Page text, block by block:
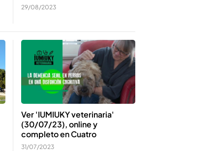
29/08/2023
Ver 'IUMIUKY veterinaria'
(30/07/23), online y
completo en Cuatro
31/07/2023